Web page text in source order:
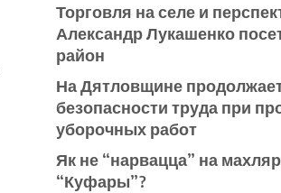
Торговля на селе и
Александр Лукашенко
район
На Дятловщине
безопасности труда при
уборочных работ
Як не “нарвацца” на
“Куфары”?